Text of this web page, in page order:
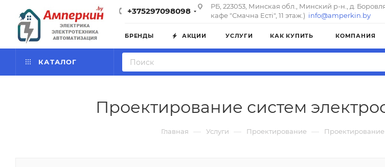
+375297098098
РБ, 223053, Минская обл., Минский р-н., д.
кафе "Смачна Естi", 11 этаж.) info@amperkin.by
БРЕНДЫ АКЦИИ УСЛУГИ КАК КУПИТЬ КОМПАНИЯ
КАТАЛОГ
Проектирование систем
Главная — Услуги — Проектирование —